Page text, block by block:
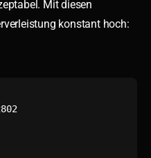
Mit diesen
konstant hoch: